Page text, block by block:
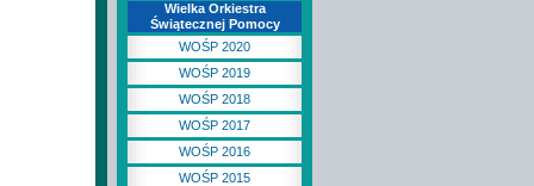
Wielka Orkiestra
Świątecznej Pomocy
WOŚP 2020
WOŚP 2019
WOŚP 2018
WOŚP 2017
WOŚP 2016
WOŚP 2015